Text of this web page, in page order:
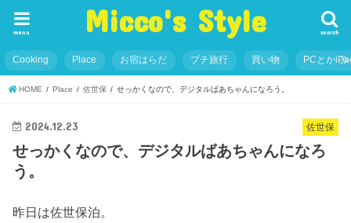
Micco's Style search
menu
Cooking Place お宿はらだ プチ旅行 買い物 PCとか
HOME Place 佐世保 せっかくなので、デジタルばあちゃんになろう。
佐世保
2024.12.23
せっかくなので、デジタルばあちゃんになろ
う。
昨日は佐世保泊。